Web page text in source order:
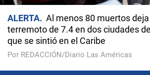
ALERTA
Al menos 80 muertos
terremoto de 7.4 en dos ciudades
que se sintió en el Caribe
Por REDACCIÓN/Diario Las Américas